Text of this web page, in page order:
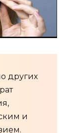
других
и